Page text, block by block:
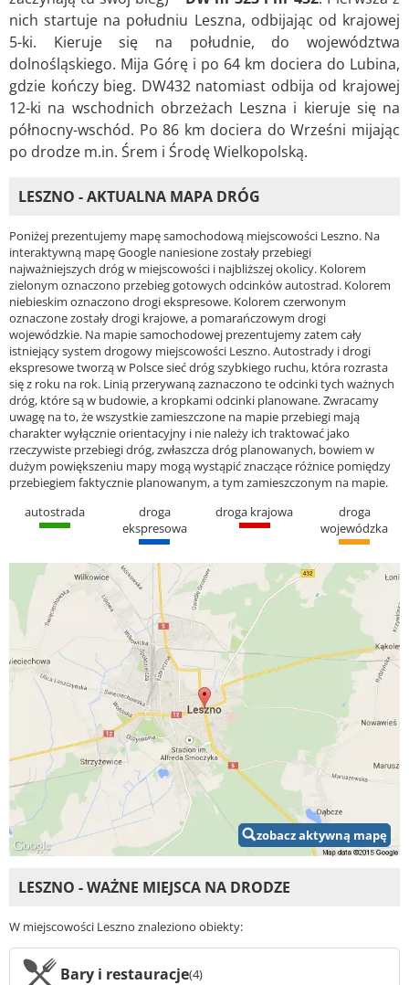
nich startuje na południu Leszna, odbijając od krajowej
5-ki. Kieruje się na południe, do województwa
dolnośląskiego. Mija Górę i po 64 km dociera do Lubina,
gdzie kończy bieg. DW432 natomiast odbija od krajowej
12-ki na wschodnich obrzeżach Leszna i kieruje się na
północny-wschód. Po 86 km dociera do Wrześni mijając
po drodze m.in. Śrem i Środę Wielkopolską.
LESZNO - AKTUALNA MAPA DRÓG
Poniżej prezentujemy mapę samochodową miejscowości Leszno. Na
interaktywną mapę Google naniesione zostały przebiegi
najważniejszych dróg w miejscowości i najbliższej okolicy. Kolorem
zielonym oznaczono przebieg gotowych odcinków autostrad. Kolorem
niebieskim oznaczono drogi ekspresowe. Kolorem czerwonym
oznaczone zostały drogi krajowe, a pomarańczowym drogi
wojewódzkie. Na mapie samochodowej prezentujemy zatem cały
istniejący system drogowy miejscowości Leszno. Autostrady i drogi
ekspresowe tworzą w Polsce sieć dróg szybkiego ruchu, która rozrasta
się z roku na rok. Linią przerywaną zaznaczono te odcinki tych ważnych
dróg, które są w budowie, a kropkami odcinki planowane. Zwracamy
uwagę na to, że wszystkie zamieszczone na mapie przebiegi mają
charakter wyłącznie orientacyjny i nie należy ich traktować jako
rzeczywiste przebiegi dróg, zwłaszcza dróg planowanych, bowiem w
dużym powiększeniu mapy mogą wystąpić znaczące różnice pomiędzy
przebiegiem faktycznie planowanym, a tym zamieszczonym na mapie.
autostrada
droga
ekspresowa
droga krajowa
droga
wojewódzka
zobacz aktywną mapę
LESZNO - WAŻNE MIEJSCA NA DRODZE
W miejscowości Leszno znaleziono obiekty:
Bary i restauracje(4)